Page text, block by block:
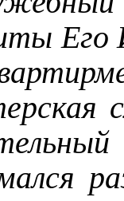
Его